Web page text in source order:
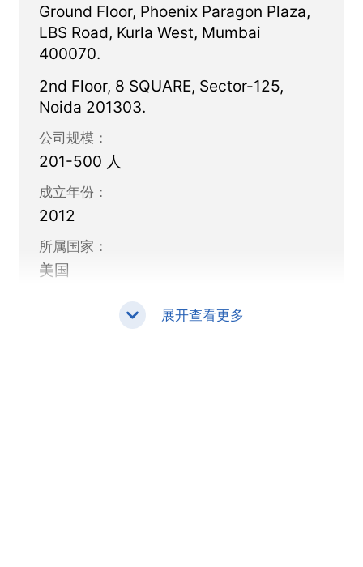
Ground Floor, Phoenix Paragon Plaza,
LBS Road, Kurla West, Mumbai
400070.
2nd Floor, 8 SQUARE, Sector-125,
Noida 201303.
公司规模：
201-500 人
成立年份：
2012
所属国家：
美国
展开查看更多